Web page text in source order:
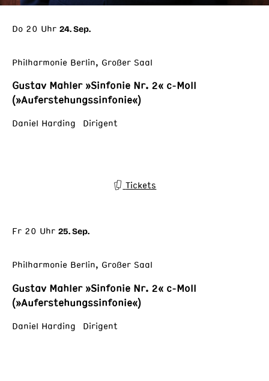
Do 20 Uhr 24. Sep.
Philharmonie Berlin, Großer Saal
Gustav Mahler »Sinfonie Nr. 2« c-Moll
(»Auferstehungssinfonie«)
Daniel Harding Dirigent
Tickets
Fr 20 Uhr 25. Sep.
Philharmonie Berlin, Großer Saal
Gustav Mahler »Sinfonie Nr. 2« c-Moll
(»Auferstehungssinfonie«)
Daniel Harding Dirigent